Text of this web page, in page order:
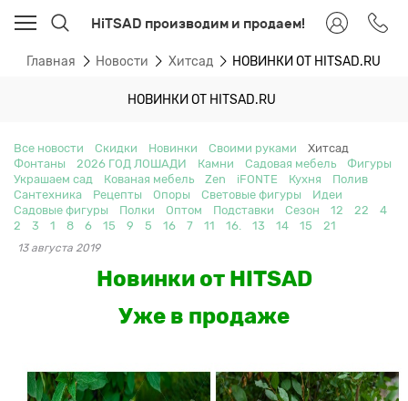
HiTSAD производим и продаем!
Главная Новости Хитсад НОВИНКИ ОТ HITSAD.RU
НОВИНКИ ОТ HITSAD.RU
Все новости Скидки Новинки Своими руками
Хитсад
Фонтаны
2026 ГОД ЛОШАДИ Камни Садовая мебель
Фигуры
Украшаем сад
Кованая мебель Zen iFONTE Кухня
Полив
Сантехника
Рецепты Опоры Световые фигуры
Идеи
Садовые фигуры
Полки Оптом Подставки Сезон 12 22
4
2
3 1 8 6 15 9 5 16 7 11 16. 13 14 15 21
13 августа 2019
Новинки от HITSAD
Уже в продаже